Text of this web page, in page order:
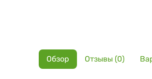
Обзор Отзывы (0)